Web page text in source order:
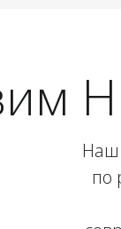
Наш
по